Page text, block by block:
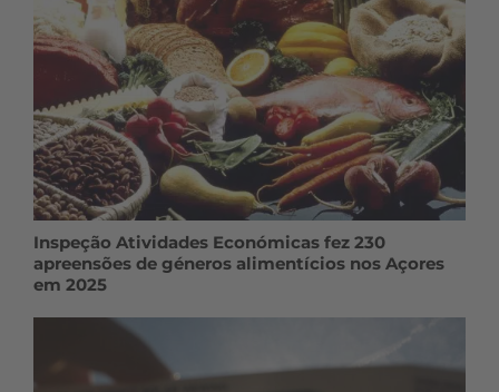
Inspeção Atividades Económicas fez 230
apreensões de géneros alimentícios nos Açores
em 2025